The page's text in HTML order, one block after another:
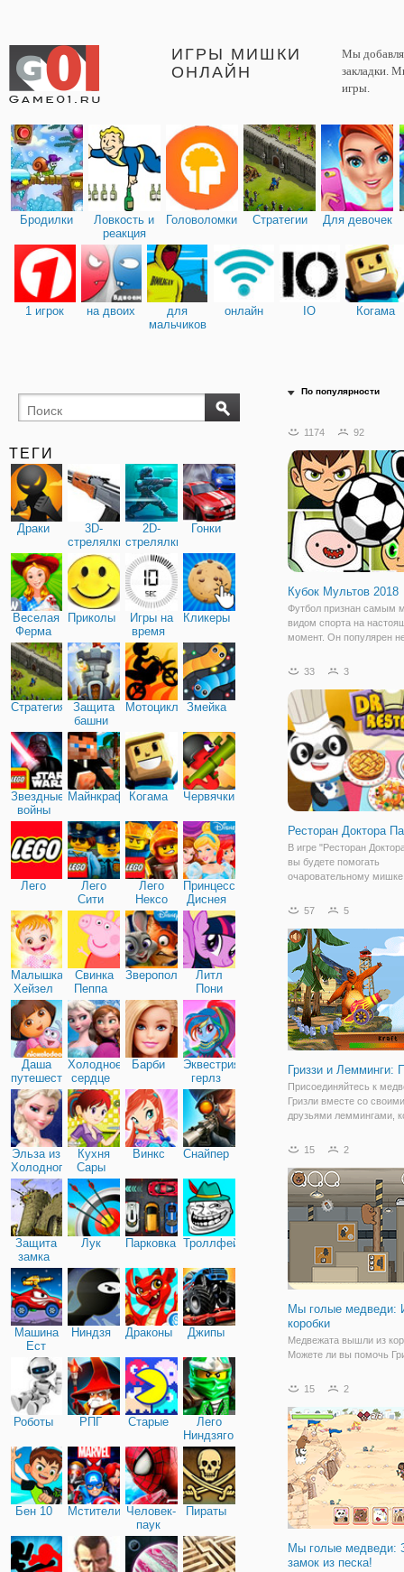
ИГРЫ МИШКИ
ОНЛАЙН
Мы
закладки.
игры.
Бродилки
Ловкость и
реакция
Головоломки Стратегии Для девочек
1 игрок на двоих
для
мальчиков
онлайн IO Когама
ТЕГИ
Драки
3D-
стрелялки
2D-
стрелялки
Гонки
Веселая
Ферма
Приколы
Игры на
время
Кликеры
Стратегия
Защита
башни
МотоциклыЗмейка
Звездные
войны
МайнкрафтКогама Червячки
Лего
Лего
Сити
Лего
Нексо
Найтс
Принцессы
Диснея
Малышка
Хейзел
Свинка
Пеппа
Зверополис
Литл
Пони
Дружба
Даша
путешественница
Холодное
сердце
Барби
Эквестрия
герлз
Эльза из
Холодного
сердца
Кухня
Сары
Винкс Снайпер
Защита
замка
Лук Парковка Троллфейс
Машина
Ест
Машину
Ниндзя Драконы Джипы
Роботы РПГ Старые
Лего
Ниндзяго
Бен 10 Мстители Человек-
паук
Пираты
По популярности
1174 92
Кубок Мультов 2018
Футбол признан самым
видом спорта на
момент. Он популярен
мультяшных
можете в онлайн игре
Мультов 2018". Здесь в
33 3
Ресторан Доктора
В игре "Ресторан
вы будете помогать
очаровательному мишке
открыл его совсем
большим успехом. А всё
благодаря вкусной
талантливым
57 5
Гриззи и Лемминги:
Присоединяйтесь к
Гризли вместе со своими
друзьями леммингами,
пушек. Они построили
дальность выстрела.
угол и мощность с
мыши
15 2
Мы голые медведи:
коробки
Медвежата вышли из
Можете ли вы помочь
выбраться из склада,
Решите какую-нибудь
головоломку, чтобы
возможность пересечь
платформу,
15 2
Мы голые медведи:
замок из песка!